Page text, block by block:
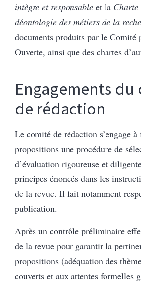
intègre et responsable et la Charte
déontologie des métiers de la
documents produits par le Comité
Ouverte, ainsi que des chartes
Engagements du
de rédaction
Le comité de rédaction s’engage
propositions une procédure de
d’évaluation rigoureuse et
principes énoncés dans les
de la revue. Il fait notamment
publication.
Après un contrôle préliminaire
de la revue pour garantir la
propositions (adéquation des
couverts et aux attentes formelles